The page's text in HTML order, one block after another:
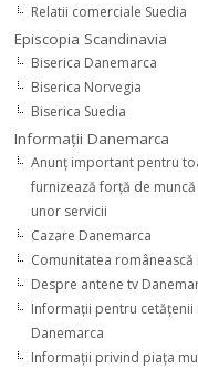
Relatii comerciale Suedia
Episcopia Scandinavia
Biserica Danemarca
Biserica Norvegia
Biserica Suedia
Informaţii Danemarca
Anunţ important pentru
furnizează forţă de
unor servicii
Cazare Danemarca
Comunitatea românească
Despre antene tv
Informaţii pentru
Danemarca
Informaţii privind piaţa